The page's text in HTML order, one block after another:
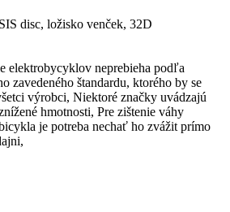
disc, ložisko venček, 32D
elektrobycyklov neprebieha podľa
zavedeného štandardu, ktorého by se
výrobci, Niektoré značky uvádzajú
hmotnosti, Pre zištenie váhy
je potreba nechať ho zvážit prímo